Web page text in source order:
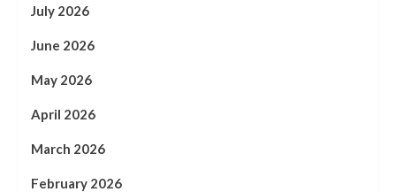
July 2026
June 2026
May 2026
April 2026
March 2026
February 2026